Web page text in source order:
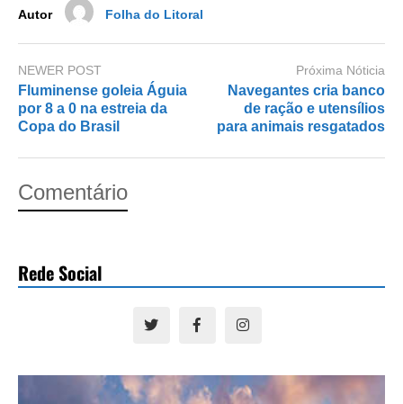
Autor Folha do Litoral
NEWER POST
Fluminense goleia Águia
por 8 a 0 na estreia da
Copa do Brasil
Próxima Nóticia
Navegantes cria banco
de ração e utensílios
para animais resgatados
Comentário
Rede Social